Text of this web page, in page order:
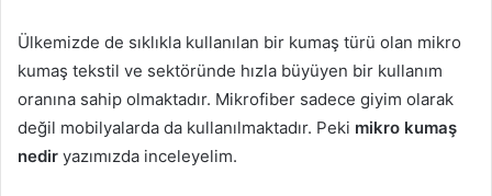
Ülkemizde de sıklıkla kullanılan bir kumaş türü olan mikro
kumaş tekstil ve sektöründe hızla büyüyen bir kullanım
oranına sahip olmaktadır. Mikrofiber sadece giyim olarak
değil mobilyalarda da kullanılmaktadır. Peki mikro kumaş
nedir yazımızda inceleyelim.